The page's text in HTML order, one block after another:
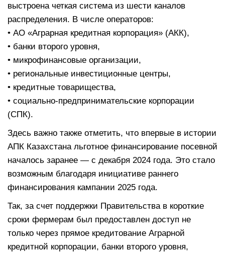
выстроена четкая система из шести каналов
распределения. В числе операторов:
• АО «Аграрная кредитная корпорация» (АКК),
• банки второго уровня,
• микрофинансовые организации,
• региональные инвестиционные центры,
• кредитные товарищества,
• социально-предпринимательские корпорации
(СПК).
Здесь важно также отметить, что впервые в истории
АПК Казахстана льготное финансирование посевной
началось заранее — с декабря 2024 года. Это стало
возможным благодаря инициативе раннего
финансирования кампании 2025 года.
Так, за счет поддержки Правительства в короткие
сроки фермерам был предоставлен доступ не
только через прямое кредитование Аграрной
кредитной корпорации, банки второго уровня,